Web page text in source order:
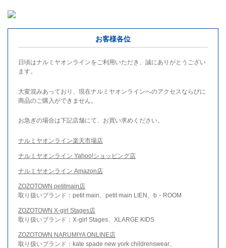
お客様各位
日頃はナルミヤオンラインをご利用いただき、誠にありがとうござい
ます。
大変混みあっており、現在ナルミヤオンラインへのアクセスならびに
商品のご購入ができません。
お急ぎの場合は下記店舗にて、お買い求めください。
ナルミヤオンライン楽天市場店
ナルミヤオンライン Yahoo!ショッピング店
ナルミヤオンライン Amazon店
ZOZOTOWN petitmain店
取り扱いブランド：petit main、petit main LIEN、b・ROOM
ZOZOTOWN X-girl Stages店
取り扱いブランド：X-girl Stages、XLARGE KIDS
ZOZOTOWN NARUMIYA ONLINE店
取り扱いブランド：kate spade new york childrenswear、